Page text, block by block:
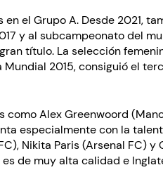
el Grupo A. Desde 2021,
y al subcampeonato del
título. La selección
2015, consiguió el
como Alex Greenwoord
especialmente con la
Nikita Paris (Arsenal FC) y
de muy alta calidad e